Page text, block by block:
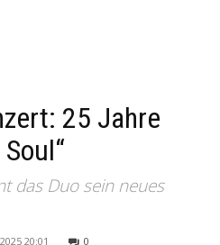
25 Jahre
das Duo sein neues
20:01 0